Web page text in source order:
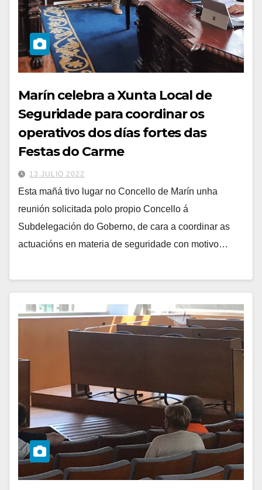
Marín celebra a Xunta Local de
Seguridade para coordinar os
operativos dos días fortes das
Festas do Carme
13 JULIO 2022
Esta mañá tivo lugar no Concello de Marín unha
reunión solicitada polo propio Concello á
Subdelegación do Goberno, de cara a coordinar as
actuacións en materia de seguridade con motivo…